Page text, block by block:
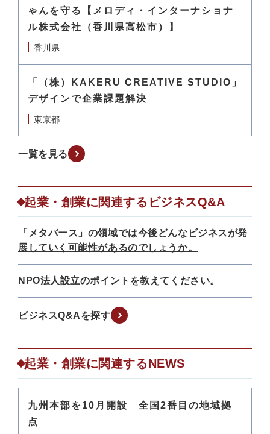
ゃんを守る【メロディ・インターナショナ
ル株式会社（香川県高松市）】
香川県
「（株）KAKERU CREATIVE STUDIO」
デザインで企業課題解決
東京都
一覧を見る
起業・創業に関連するビジネスQ&A
「メタバース」の領域では今後どんなビジネスが発
展していく可能性があるのでしょうか。
NPO法人設立のポイントを教えてください。
ビジネスQ&Aを探す
起業・創業に関連するNEWS
九州本部を10月開設 全国2番目の地域拠
点